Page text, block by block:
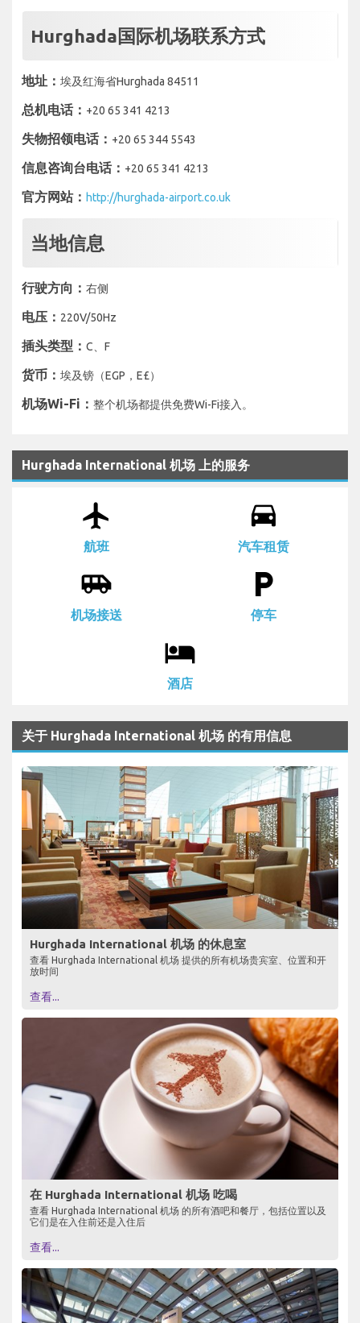
Hurghada国际机场联系方式
地址： 埃及红海省Hurghada 84511
总机电话： +20 65 341 4213
失物招领电话： +20 65 344 5543
信息咨询台电话： +20 65 341 4213
官方网站： http://hurghada-airport.co.uk
当地信息
行驶方向： 右侧
电压： 220V/50Hz
插头类型： C、F
货币： 埃及镑（EGP，E£）
机场Wi-Fi： 整个机场都提供免费Wi-Fi接入。
Hurghada International 机场 上的服务
airplanemode_active
航班
drive_eta
汽车租赁
airport_shuttle
机场接送
local_parking
停车
local_hotel
酒店
关于 Hurghada International 机场 的有用信息
Hurghada International 机场 的休息室
查看 Hurghada International 机场 提供的所有机场贵宾室、位置和开
放时间
查看...
在 Hurghada International 机场 吃喝
查看 Hurghada International 机场 的所有酒吧和餐厅，包括位置以及
它们是在入住前还是入住后
查看...